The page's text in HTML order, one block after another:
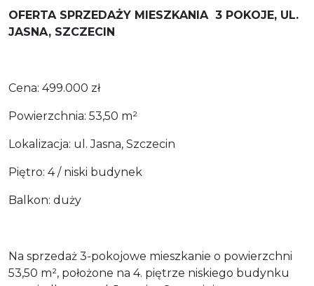
OFERTA SPRZEDAŻY MIESZKANIA 3 POKOJE, UL.
JASNA, SZCZECIN
Cena: 499.000 zł
Powierzchnia: 53,50 m²
Lokalizacja: ul. Jasna, Szczecin
Piętro: 4 / niski budynek
Balkon: duży
Na sprzedaż 3-pokojowe mieszkanie o powierzchni
53,50 m², położone na 4. piętrze niskiego budynku